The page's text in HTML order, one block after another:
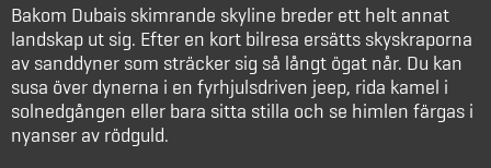
Bakom Dubais skimrande skyline breder ett helt annat
landskap ut sig. Efter en kort bilresa ersätts skyskraporna
av sanddyner som sträcker sig så långt ögat når. Du kan
susa över dynerna i en fyrhjulsdriven jeep, rida kamel i
solnedgången eller bara sitta stilla och se himlen färgas i
nyanser av rödguld.